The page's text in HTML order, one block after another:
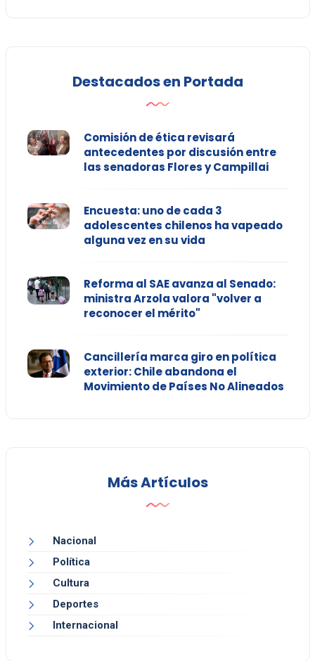
Destacados en Portada
Comisión de ética revisará
antecedentes por discusión entre
las senadoras Flores y Campillai
Encuesta: uno de cada 3
adolescentes chilenos ha vapeado
alguna vez en su vida
Reforma al SAE avanza al Senado:
ministra Arzola valora "volver a
reconocer el mérito"
Cancillería marca giro en política
exterior: Chile abandona el
Movimiento de Países No Alineados
Más Artículos
Nacional
Política
Cultura
Deportes
Internacional